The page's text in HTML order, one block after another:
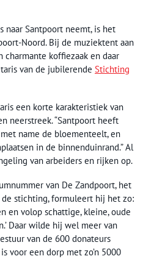
naar Santpoort neemt, is het
Noord. Bij de muziektent aan
koffiezaak en daar
van de jubilerende Stichting
een korte karakteristiek van
neerstreek. “Santpoort heeft
name de bloementeelt, en
in de binnenduinrand.” Al
van arbeiders en rijken op.
van De Zandpoort, het
stichting, formuleert hij het zo:
en volop schattige, kleine, oude
Daar wilde hij wel meer van
van de 600 donateurs
voor een dorp met zo’n 5000